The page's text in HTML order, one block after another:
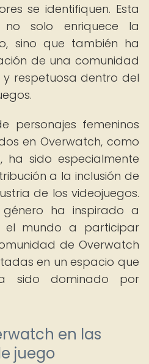
se identifiquen. Esta
no solo enriquece la
sino que también ha
de una comunidad
respetuosa dentro del
personajes femeninos
en Overwatch, como
ha sido especialmente
a la inclusión de
de los videojuegos.
ha inspirado a
mundo a participar
de Overwatch
en un espacio que
sido dominado por
en las
juego